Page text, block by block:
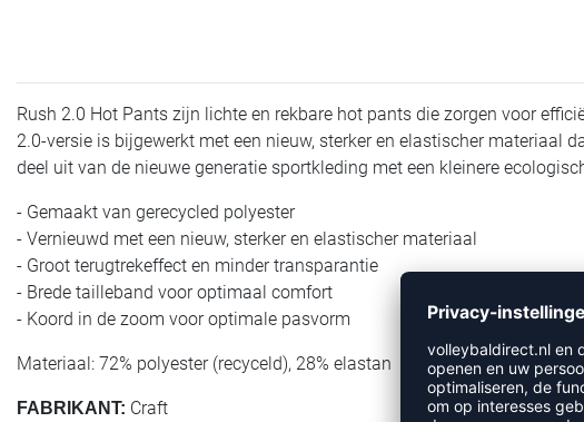
Rush 2.0 Hot Pants zijn lichte en rekbare hot pants die zorgen voor
2.0-versie is bijgewerkt met een nieuw, sterker en elastischer materiaal
deel uit van de nieuwe generatie sportkleding met een kleinere
- Gemaakt van gerecycled polyester
- Vernieuwd met een nieuw, sterker en elastischer materiaal
- Groot terugtrekeffect en minder transparantie
- Brede tailleband voor optimaal comfort
- Koord in de zoom voor optimale pasvorm
Materiaal: 72% polyester (recyceld), 28% elastan
FABRIKANT: Craft